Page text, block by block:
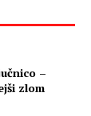
–
zlom